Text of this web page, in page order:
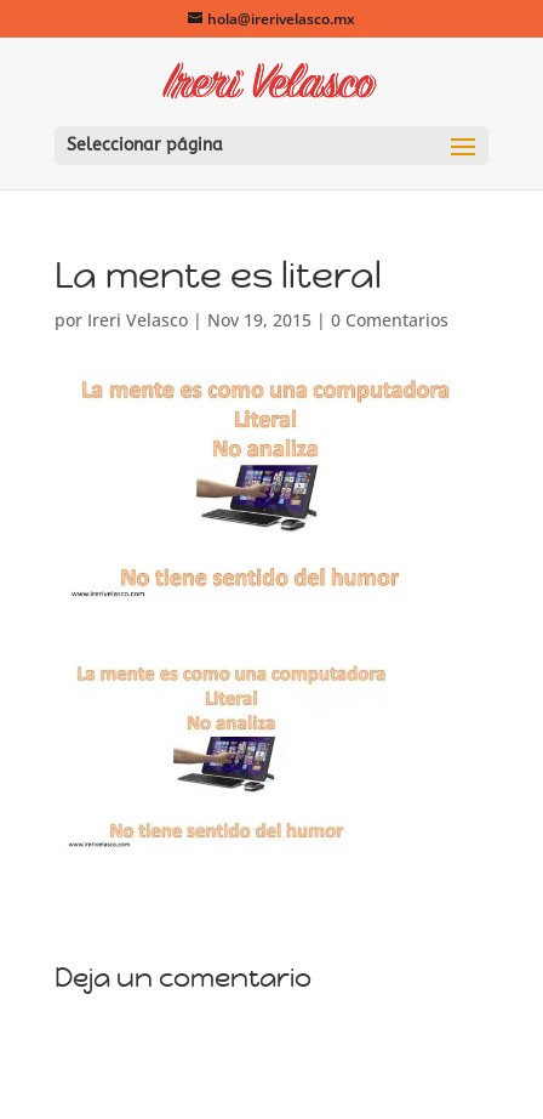
hola@irerivelasco.mx
Seleccionar página
La mente es literal
por Ireri Velasco| Nov 19, 2015| 0 Comentarios
Deja un comentario